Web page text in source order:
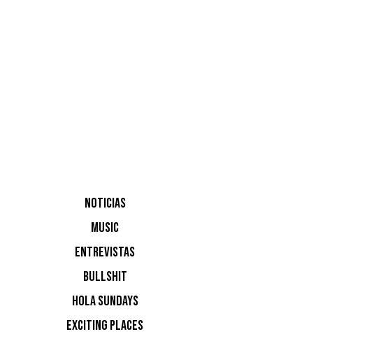
NOTICIAS
MUSIC
ENTREVISTAS
BULLSHIT
HOLA SUNDAYS
EXCITING PLACES